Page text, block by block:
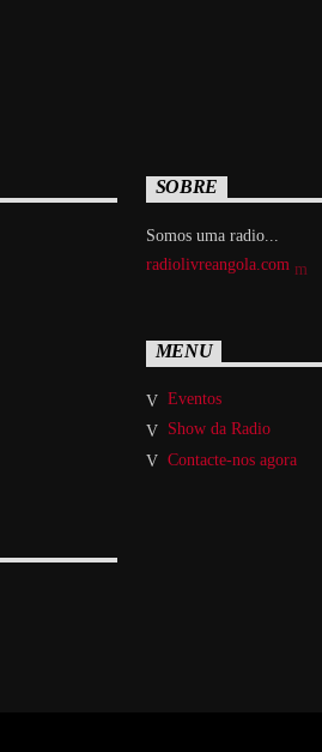
SOBRE
Somos uma radio...
radiolivreangola.com
MENU
Eventos
Show da Radio
Contacte-nos agora